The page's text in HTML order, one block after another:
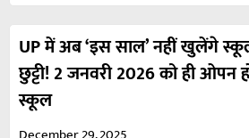
UP में अब ‘इस साल’ नहीं खुलेंगे
छुट्टी! 2 जनवरी 2026 को ही ओपन
स्कूल